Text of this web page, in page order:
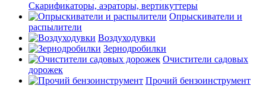
Скарификаторы, аэраторы, вертикуттеры
Опрыскиватели и
распылители
Воздуходувки
Зернодробилки
Очистители садовых
дорожек
Прочий бензоинструмент